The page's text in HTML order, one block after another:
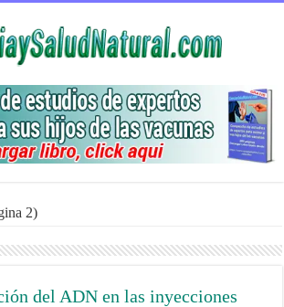
2)
del ADN en las inyecciones